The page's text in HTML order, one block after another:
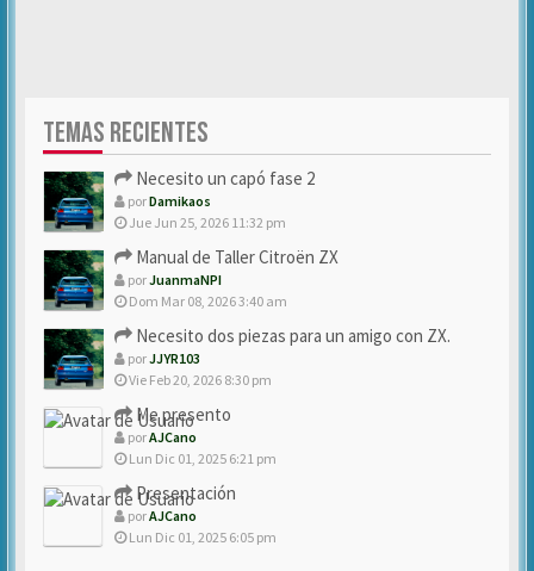
TEMAS RECIENTES
Necesito un capó fase 2
porDamikaos
Jue Jun 25, 2026 11:32 pm
Manual de Taller Citroën ZX
porJuanmaNPI
Dom Mar 08, 2026 3:40 am
Necesito dos piezas para un amigo con ZX.
porJJYR103
Vie Feb 20, 2026 8:30 pm
Me presento
porAJCano
Lun Dic 01, 2025 6:21 pm
Presentación
porAJCano
Lun Dic 01, 2025 6:05 pm